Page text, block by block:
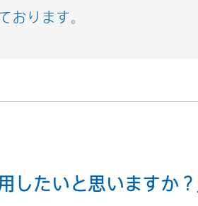
おります。
したいと思いますか